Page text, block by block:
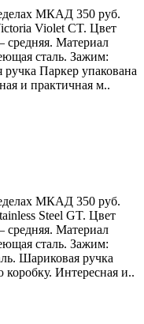
МКАД 350 руб.
Violet CT. Цвет
средняя. Материал
сталь. Зажим:
Паркер упакована
и практичная м..
МКАД 350 руб.
Steel GT. Цвет
средняя. Материал
сталь. Зажим:
Шариковая ручка
Интересная и..